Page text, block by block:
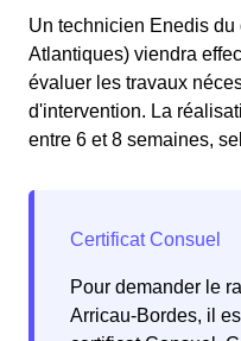
Un technicien Enedis
Atlantiques) viendra
évaluer les travaux
d'intervention. La
entre 6 et 8 semaines,
Pour demander le
Arricau-Bordes, il